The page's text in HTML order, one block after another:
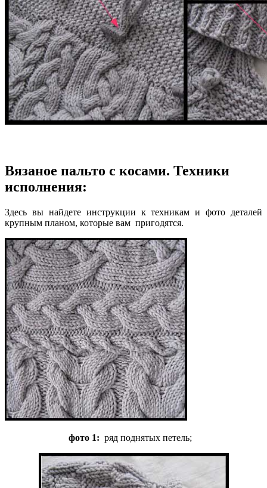
Вязаное пальто с косами. Техники
исполнения:
Здесь вы найдете инструкции к техникам и фото деталей
крупным планом, которые вам пригодятся.
фото 1: ряд поднятых петель;